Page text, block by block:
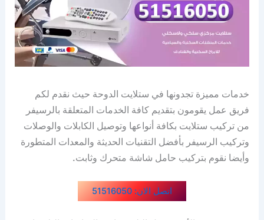
خدمات مميزة تجدونها في ستلايت الدوحة حيث نقدم لكم
فريق عمل يقومون بتقديم كافة الخدمات المتعلقة بالرسيفر
من تركيب ستلايت بكافة أنواعها وتوصيل الكابلات والوصلات
وتركيب الرسيفر بأفضل التقنيات الحديثة والمعدات المتطورة
وأيضا نقوم بتركيب حامل شاشة متحرك وثابت.
اتصل الان: 51516050